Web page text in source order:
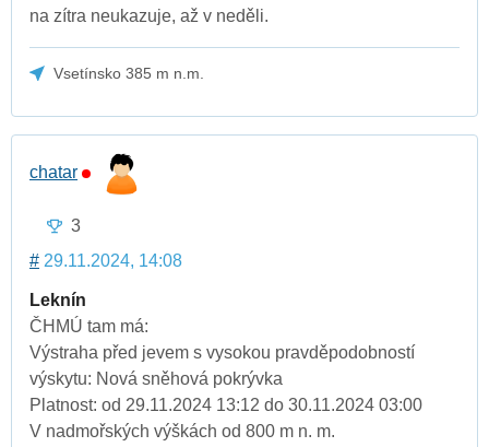
na zítra neukazuje, až v neděli.
Vsetínsko 385 m n.m.
chatar
3
# 29.11.2024, 14:08
Leknín
ČHMÚ tam má:
Výstraha před jevem s vysokou pravděpodobností
výskytu: Nová sněhová pokrývka
Platnost: od 29.11.2024 13:12 do 30.11.2024 03:00
V nadmořských výškách od 800 m n. m.